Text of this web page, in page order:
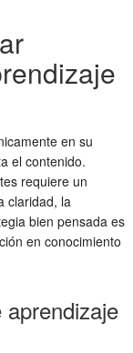
en su
el contenido.
requiere un
claridad, la
bien pensada es
en conocimiento